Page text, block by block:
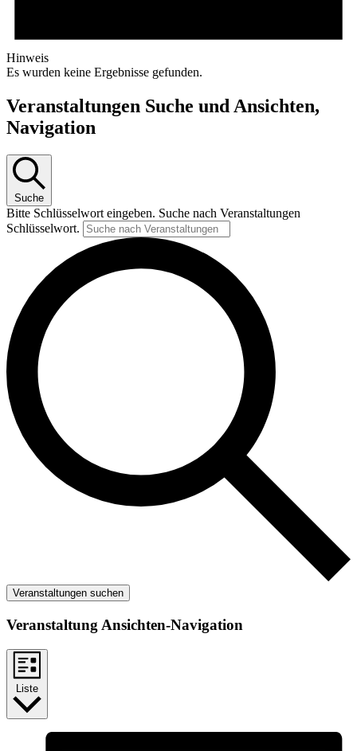
Hinweis
Es wurden keine Ergebnisse gefunden.
Veranstaltungen Suche und Ansichten,
Navigation
Suche
Bitte Schlüsselwort eingeben. Suche nach Veranstaltungen
Schlüsselwort.
Veranstaltungen suchen
Veranstaltung Ansichten-Navigation
Liste